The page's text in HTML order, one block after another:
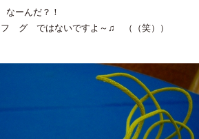
ーんだ？！
グ ではないですよ～♫ （（笑））